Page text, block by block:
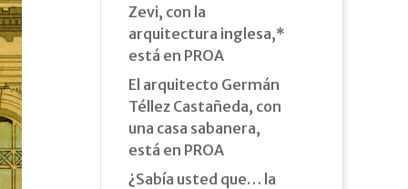
Zevi, con la
arquitectura inglesa,*
está en PROA
El arquitecto Germán
Téllez Castañeda, con
una casa sabanera,
está en PROA
¿Sabía usted que… la